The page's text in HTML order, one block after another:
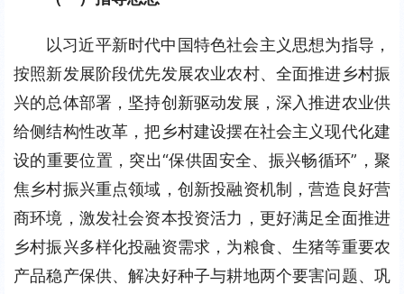
以习近平新时代中国特色社会主义思想为指导，
按照新发展阶段优先发展农业农村、全面推进乡村振
兴的总体部署，坚持创新驱动发展，深入推进农业供
给侧结构性改革，把乡村建设摆在社会主义现代化建
设的重要位置，突出“保供固安全、振兴畅循环”，聚
焦乡村振兴重点领域，创新投融资机制，营造良好营
商环境，激发社会资本投资活力，更好满足全面推进
乡村振兴多样化投融资需求，为粮食、生猪等重要农
产品稳产保供、解决好种子与耕地两个要害问题、巩